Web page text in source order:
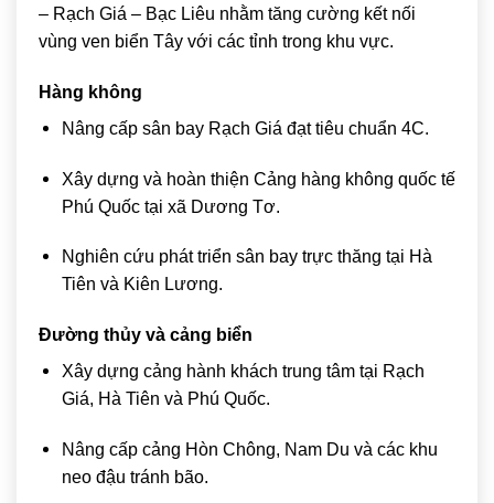
– Rạch Giá – Bạc Liêu nhằm tăng cường kết nối
vùng ven biển Tây với các tỉnh trong khu vực.
Hàng không
Nâng cấp sân bay Rạch Giá đạt tiêu chuẩn 4C.
Xây dựng và hoàn thiện Cảng hàng không quốc tế
Phú Quốc tại xã Dương Tơ.
Nghiên cứu phát triển sân bay trực thăng tại Hà
Tiên và Kiên Lương.
Đường thủy và cảng biển
Xây dựng cảng hành khách trung tâm tại Rạch
Giá, Hà Tiên và Phú Quốc.
Nâng cấp cảng Hòn Chông, Nam Du và các khu
neo đậu tránh bão.